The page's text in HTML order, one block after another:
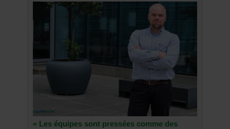
« Les équipes sont pressées comme des